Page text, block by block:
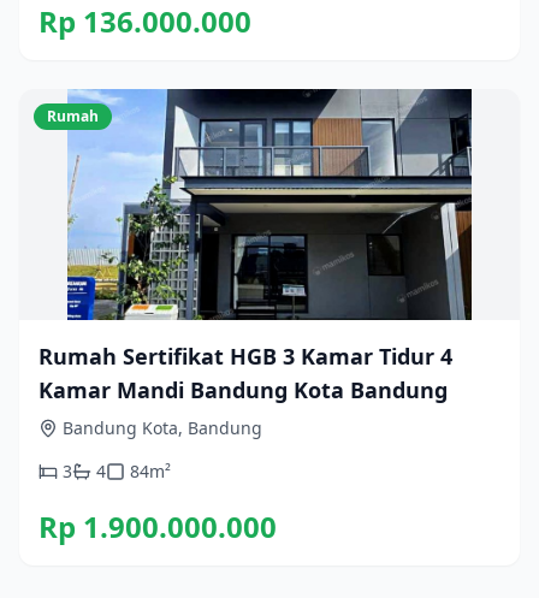
Rp 136.000.000
Rumah
Rumah Sertifikat HGB 3 Kamar Tidur 4
Kamar Mandi Bandung Kota Bandung
Bandung Kota, Bandung
3
4 84m²
Rp 1.900.000.000